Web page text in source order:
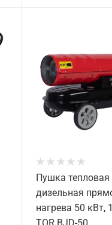
Пушка тепловая
дизельная
нагрева 50 кВт,